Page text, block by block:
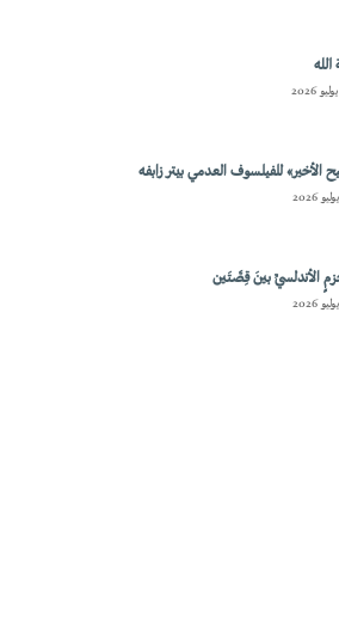
الأخير» للفيلسوف العدمي بيتر زابفه
الأندلسيِّ بينَ قِصَّتَين